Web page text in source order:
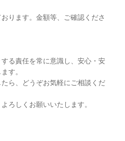
ります。金額等、ご確認くださ
る責任を常に意識し、安心・安
す。
ら、どうぞお気軽にご相談くだ
ろしくお願いいたします。